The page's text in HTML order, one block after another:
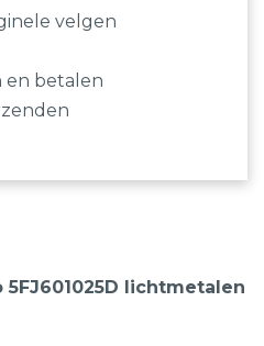
velgen
en betalen
lichtmetalen